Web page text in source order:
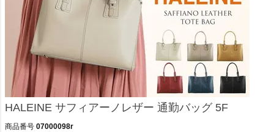
HALEINE サフィアーノレザー 通勤バッグ 5F
商品番号 07000098r